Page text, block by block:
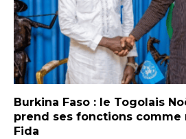
Burkina Faso : le Togolais
prend ses fonctions comme
Fida